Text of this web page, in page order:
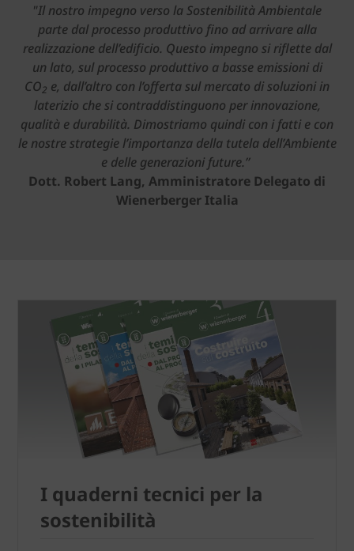
"Il nostro impegno verso la Sostenibilità Ambientale
parte dal processo produttivo fino ad arrivare alla
realizzazione dell’edificio. Questo impegno si riflette dal
un lato, sul processo produttivo a basse emissioni di
CO2 e, dall’altro con l’offerta sul mercato di soluzioni in
laterizio che si contraddistinguono per innovazione,
qualità e durabilità. Dimostriamo quindi con i fatti e con
le nostre strategie l’importanza della tutela dell’Ambiente
e delle generazioni future.”
Dott. Robert Lang, Amministratore Delegato di
Wienerberger Italia
I quaderni tecnici per la
sostenibilità